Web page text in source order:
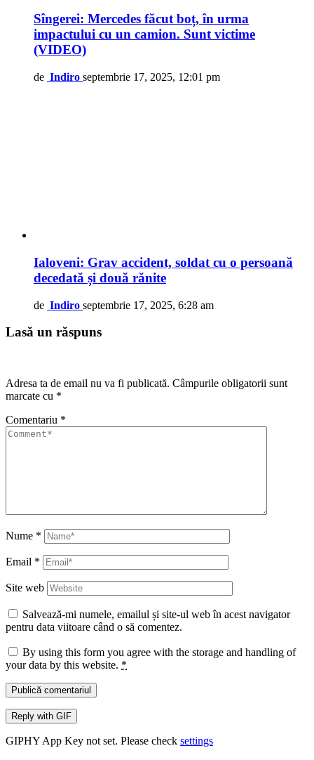
Sîngerei: Mercedes făcut boț, în urma
impactului cu un camion. Sunt victime
(VIDEO)
de Indiro septembrie 17, 2025, 12:01 pm
Ialoveni: Grav accident, soldat cu o persoană
decedată și două rănite
de Indiro septembrie 17, 2025, 6:28 am
Lasă un răspuns
Adresa ta de email nu va fi publicată. Câmpurile obligatorii sunt
marcate cu *
Comentariu *
Nume *
Email *
Site web
Salvează-mi numele, emailul și site-ul web în acest navigator
pentru data viitoare când o să comentez.
By using this form you agree with the storage and handling of
your data by this website. *
Publică comentariul
Reply with GIF
GIPHY App Key not set. Please check settings